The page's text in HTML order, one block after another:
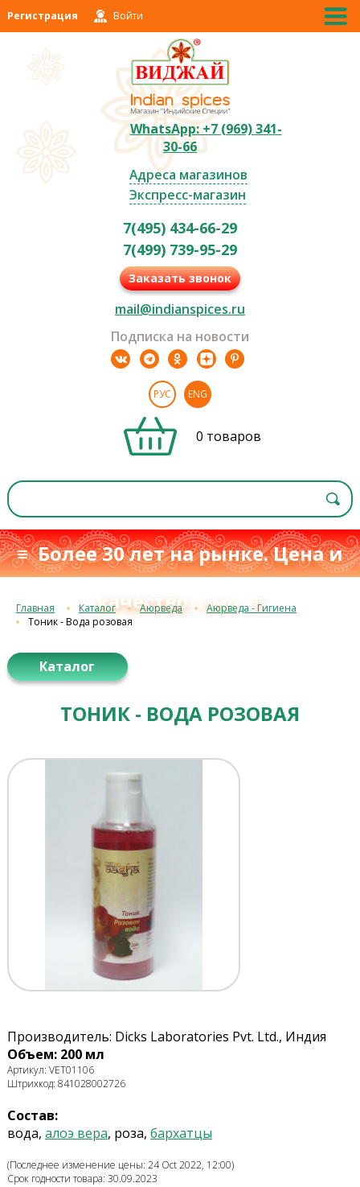
Регистрация Войти
WhatsApp: +7 (969) 341-
30-66
Адреса магазинов
Экспресс-магазин
7(495) 434-66-29
7(499) 739-95-29
Заказать звонок
mail@indianspices.ru
Подписка на новости
РУС ENG
0 товаров
≡ Более 30 лет на рынке. Цена и
качество с 1993 г.≡
Главная Каталог Аюрведа
Аюрведа - Гигиена
Тоник - Вода розовая
Каталог
ТОНИК - ВОДА РОЗОВАЯ
Производитель: Dicks Laboratories Pvt. Ltd., Индия
Объем: 200 мл
Артикул: VET01106
Штрихкод: 841028002726
Состав:
вода, алоэ вера, роза, бархатцы
(Последнее изменение цены: 24 Oct 2022, 12:00)
Срок годности товара: 30.09.2023